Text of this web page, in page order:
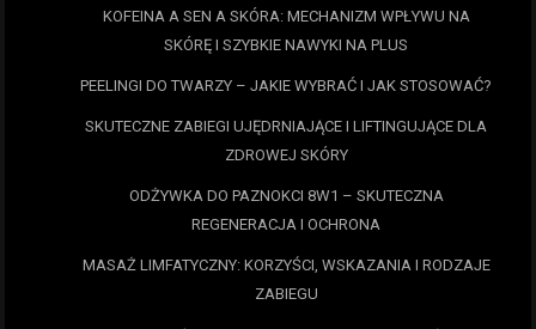
KOFEINA A SEN A SKÓRA: MECHANIZM WPŁYWU NA
SKÓRĘ I SZYBKIE NAWYKI NA PLUS
PEELINGI DO TWARZY – JAKIE WYBRAĆ I JAK STOSOWAĆ?
SKUTECZNE ZABIEGI UJĘDRNIAJĄCE I LIFTINGUJĄCE DLA
ZDROWEJ SKÓRY
ODŻYWKA DO PAZNOKCI 8W1 – SKUTECZNA
REGENERACJA I OCHRONA
MASAŻ LIMFATYCZNY: KORZYŚCI, WSKAZANIA I RODZAJE
ZABIEGU